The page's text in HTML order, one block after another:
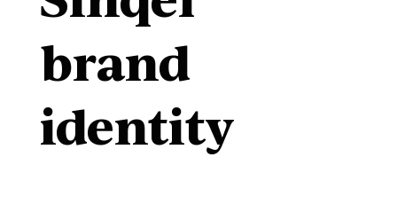
brand
identity